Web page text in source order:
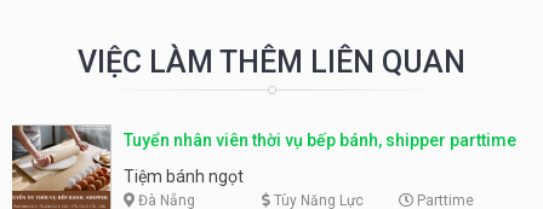
VIỆC LÀM THÊM LIÊN QUAN
Tuyển nhân viên thời vụ bếp bánh, shipper parttime
Tiệm bánh ngọt
Đà Nẵng Tùy Năng Lực Parttime